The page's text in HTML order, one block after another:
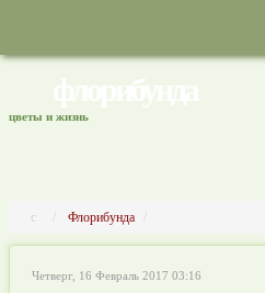
цветы и жизнь
Флорибунда
Четверг, 16 Февраль 2017 03:16